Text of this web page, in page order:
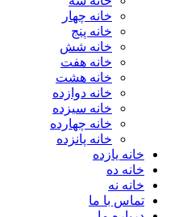
خانه چهار
خانه پنج
خانه شش
خانه هفت
خانه هشت
خانه دوازده
خانه سیزده
خانه چهارده
خانه پانزده
خانه یازده
خانه ده
خانه نه
تماس با ما